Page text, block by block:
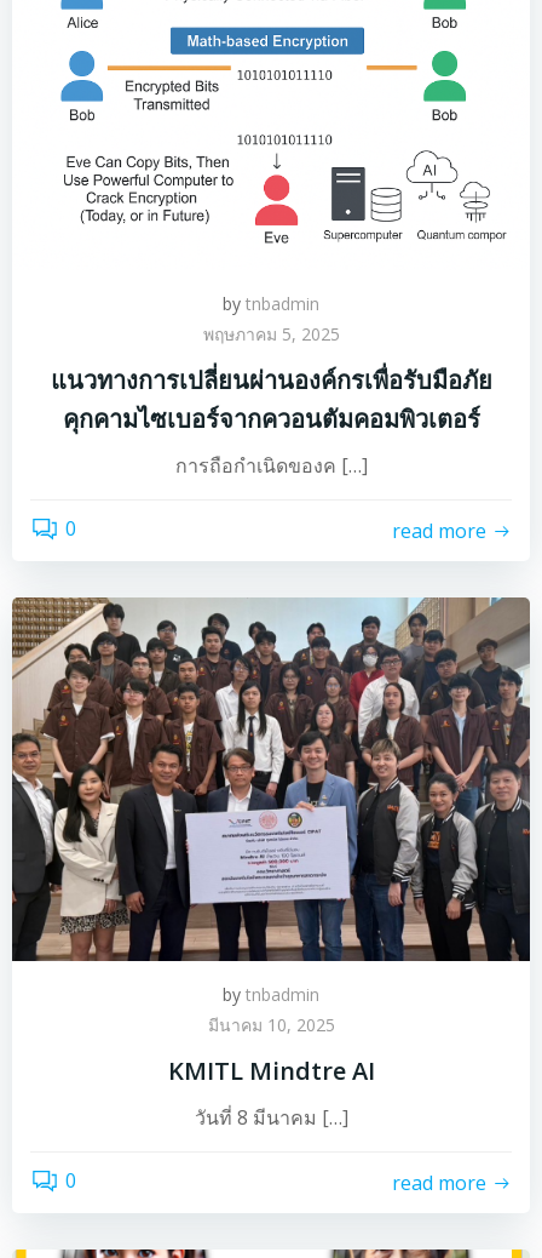
by tnbadmin
พฤษภาคม 5, 2025
แนวทางการเปลี่ยนผ่านองค์กรเพื่อรับมือภัย
คุกคามไซเบอร์จากควอนตัมคอมพิวเตอร์
การถือกำเนิดของค […]
0 read more
by tnbadmin
มีนาคม 10, 2025
KMITL Mindtre AI
วันที่ 8 มีนาคม […]
0 read more